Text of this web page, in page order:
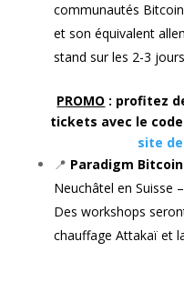
communautés
et son équivalent
stand sur les 2-3
PROMO : profitez
tickets avec le
site de
📍 Paradigm
Neuchâtel en Suisse
Des workshops
chauffage Attakaï et